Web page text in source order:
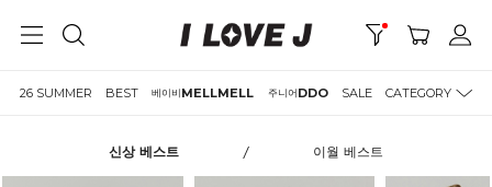
26 SUMMER BEST 베이비MELLMELL 주니어DDO SALE CATEGORY
신상 베스트 / 이월 베스트